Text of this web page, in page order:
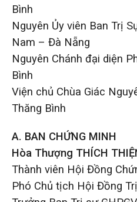
Bình
Nguyên Ủy viên Ban Trị
Nam – Đà Nẵng
Nguyên Chánh đại diện
Bình
Viện chủ Chùa Giác
Thăng Bình
A. BAN CHỨNG MINH
Hòa Thượng THÍCH
Thành viên Hội Đồng
Phó Chủ tịch Hội Đồng